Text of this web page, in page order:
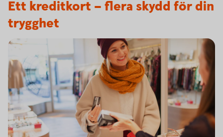
Ett kreditkort – flera skydd för din
trygghet